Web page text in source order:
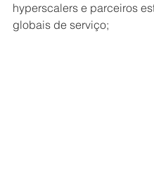
hyperscalers e parceiros
globais de serviço;